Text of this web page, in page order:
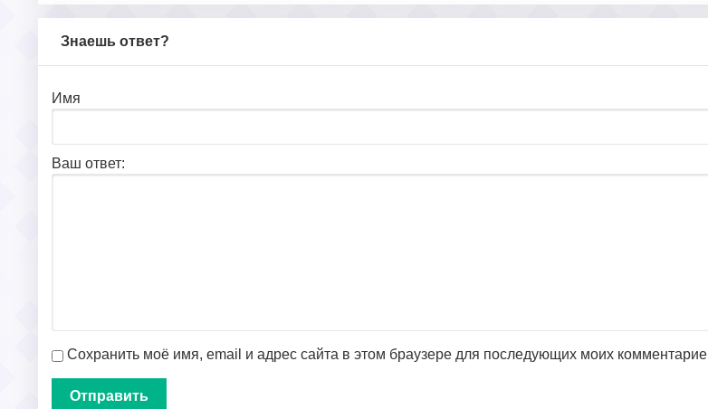
Знаешь ответ?
Имя
Ваш ответ:
Сохранить моё имя, email и адрес сайта в этом браузере для последующих моих